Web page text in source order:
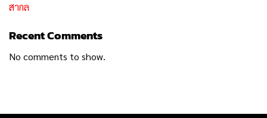
สากล
Recent Comments
No comments to show.